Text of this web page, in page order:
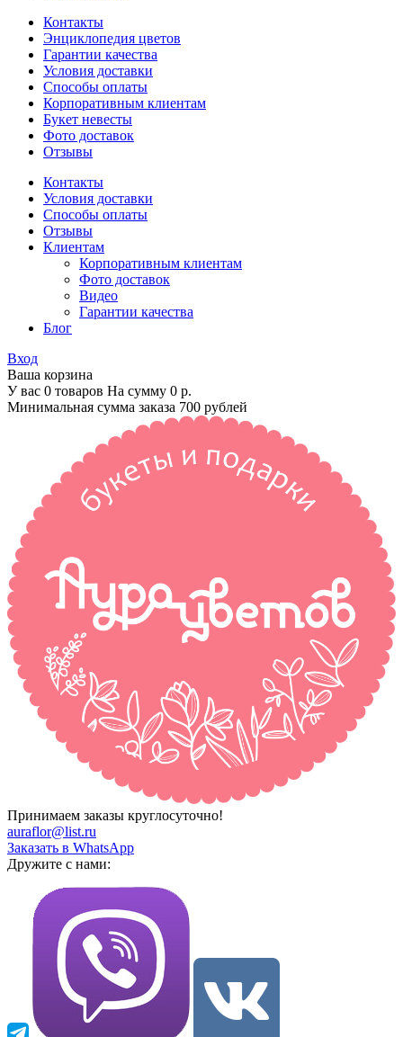
Контакты
Энциклопедия цветов
Гарантии качества
Условия доставки
Способы оплаты
Корпоративным клиентам
Букет невесты
Фото доставок
Отзывы
Контакты
Условия доставки
Способы оплаты
Отзывы
Клиентам
Корпоративным клиентам
Фото доставок
Видео
Гарантии качества
Блог
Вход
Ваша корзина
У вас 0 товаров На сумму 0 р.
Минимальная сумма заказа 700 рублей
Принимаем заказы круглосуточно!
auraflor@list.ru
Заказать в WhatsApp
Дружите с нами: